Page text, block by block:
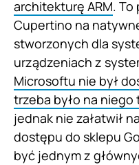
architekturę ARM. To
Cupertino na
stworzonych dla
urządzeniach z
Microsoftu nie był
trzeba było na
jednak nie załatwił
dostępu do sklepu
być jednym z